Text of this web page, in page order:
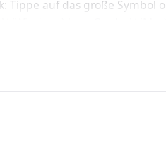
Tippe auf das große Symbol
den passenden Code
Schriftart korrekt dargestellt.